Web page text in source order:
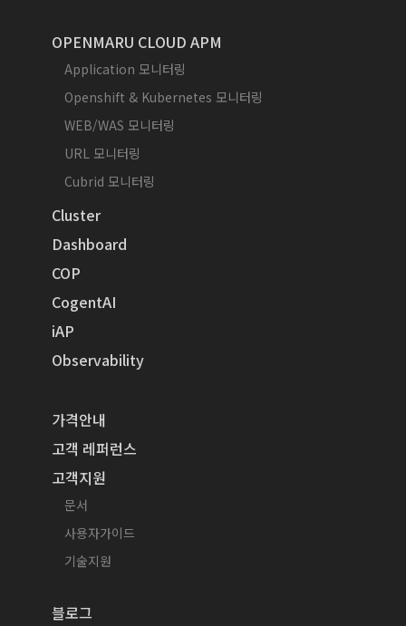
OPENMARU CLOUD APM
Application 모니터링
Openshift & Kubernetes 모니터링
WEB/WAS 모니터링
URL 모니터링
Cubrid 모니터링
Cluster
Dashboard
COP
CogentAI
iAP
Observability
가격안내
고객 레퍼런스
고객지원
문서
사용자가이드
기술지원
블로그